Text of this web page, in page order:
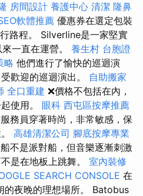
房間設計 養護中心 清潔 隆鼻
軟體推薦 優惠券在選定包裝
路程。 Silverline是一家堅實
一直在運營。 養生村 台胞證
略 他們進行了愉快的巡迴演
歡迎的巡迴演出。 自助搬家
全口重建 ❌價格不包括在內，
使用。 眼科 西屯區按摩推薦
務員穿著時尚，非常敏感，保
高雄清潔公司 腳底按摩專業
不是派對船，但音樂逐漸刺激
是在地板上跳舞。 室內裝修
SEARCH CONSOLE 在
的夜晚的理想場所。 Batobus